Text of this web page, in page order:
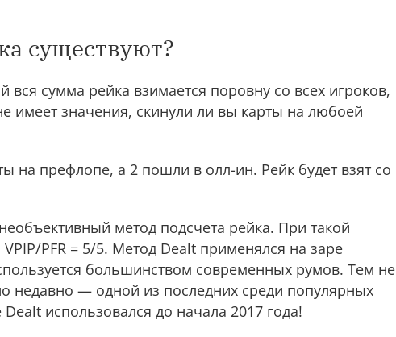
существуют?
вся сумма рейка взимается поровну со всех игроков,
имеет значения, скинули ли вы карты на любоей
на префлопе, а 2 пошли в олл-ин. Рейк будет взят со
метод подсчета рейка. При такой
PFR = 5/5. Метод Dealt применялся на заре
большинством современных румов. Тем не
недавно — одной из последних среди популярных
использовался до начала 2017 года!